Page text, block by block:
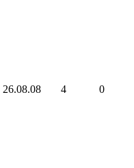
26.08.08 4 0